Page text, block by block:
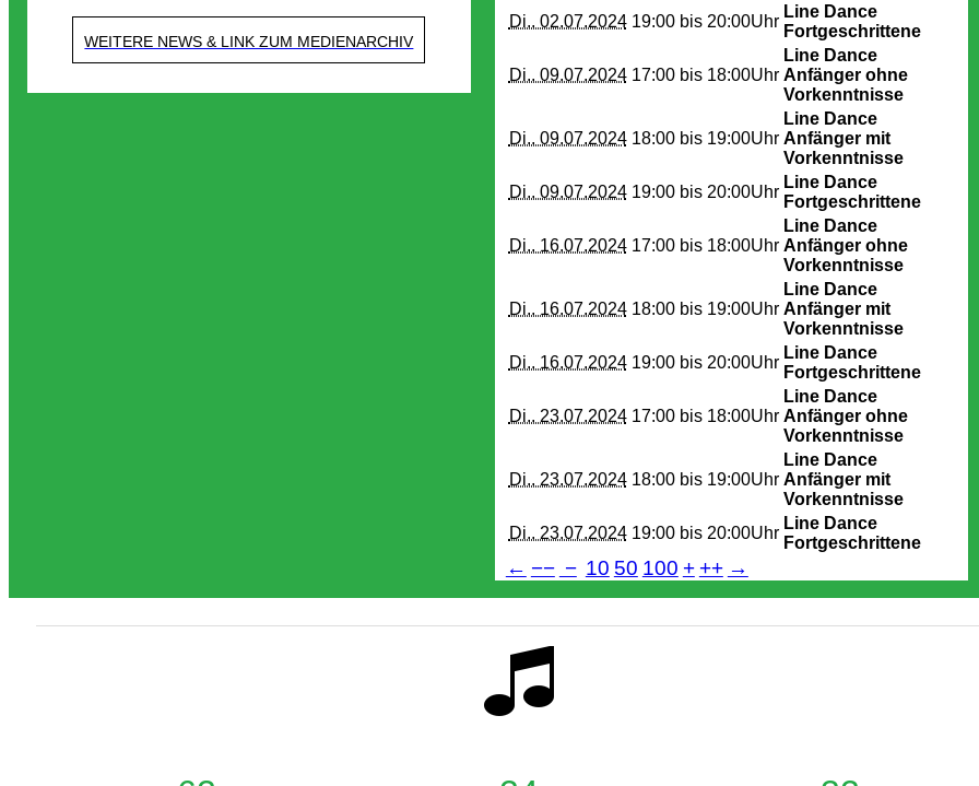
WEITERE NEWS & LINK ZUM MEDIENARCHIV
Di.. 02.07.2024 19:00 bis 20:00Uhr
Line Dance
Fortgeschrittene
Di.. 09.07.2024 17:00 bis 18:00Uhr
Line Dance
Anfänger ohne
Vorkenntnisse
Di.. 09.07.2024 18:00 bis 19:00Uhr
Line Dance
Anfänger mit
Vorkenntnisse
Di.. 09.07.2024 19:00 bis 20:00Uhr
Line Dance
Fortgeschrittene
Di.. 16.07.2024 17:00 bis 18:00Uhr
Line Dance
Anfänger ohne
Vorkenntnisse
Di.. 16.07.2024 18:00 bis 19:00Uhr
Line Dance
Anfänger mit
Vorkenntnisse
Di.. 16.07.2024 19:00 bis 20:00Uhr
Line Dance
Fortgeschrittene
Di.. 23.07.2024 17:00 bis 18:00Uhr
Line Dance
Anfänger ohne
Vorkenntnisse
Di.. 23.07.2024 18:00 bis 19:00Uhr
Line Dance
Anfänger mit
Vorkenntnisse
Di.. 23.07.2024 19:00 bis 20:00Uhr
Line Dance
Fortgeschrittene
← −− − 10 50 100 + ++ →